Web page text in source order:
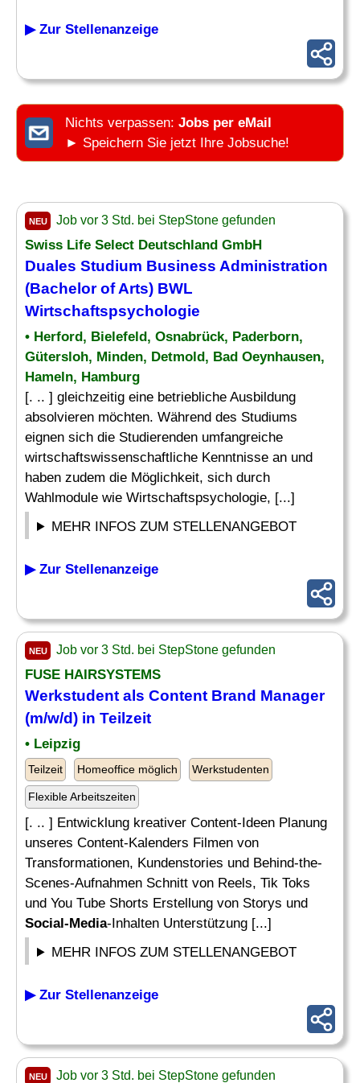
▶ Zur Stellenanzeige
Nichts verpassen: Jobs per eMail
► Speichern Sie jetzt Ihre Jobsuche!
NEU Job vor 3 Std. bei StepStone gefunden
Swiss Life Select Deutschland GmbH
Duales Studium Business Administration
(Bachelor of Arts) BWL
Wirtschaftspsychologie
• Herford, Bielefeld, Osnabrück, Paderborn,
Gütersloh, Minden, Detmold, Bad Oeynhausen,
Hameln, Hamburg
[. .. ] gleichzeitig eine betriebliche Ausbildung
absolvieren möchten. Während des Studiums
eignen sich die Studierenden umfangreiche
wirtschaftswissenschaftliche Kenntnisse an und
haben zudem die Möglichkeit, sich durch
Wahlmodule wie Wirtschaftspsychologie, [...]
MEHR INFOS ZUM STELLENANGEBOT
▶ Zur Stellenanzeige
NEU Job vor 3 Std. bei StepStone gefunden
FUSE HAIRSYSTEMS
Werkstudent als Content Brand Manager
(m/w/d) in Teilzeit
• Leipzig
Teilzeit Homeoffice möglich Werkstudenten
Flexible Arbeitszeiten
[. .. ] Entwicklung kreativer Content-Ideen Planung
unseres Content-Kalenders Filmen von
Transformationen, Kundenstories und Behind-the-
Scenes-Aufnahmen Schnitt von Reels, Tik Toks
und You Tube Shorts Erstellung von Storys und
Social-Media-Inhalten Unterstützung [...]
MEHR INFOS ZUM STELLENANGEBOT
▶ Zur Stellenanzeige
NEU Job vor 3 Std. bei StepStone gefunden